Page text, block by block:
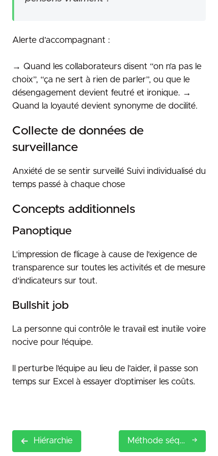
Alerte d’accompagnant :
→ Quand les collaborateurs disent “on n’a pas le
choix”, “ça ne sert à rien de parler”, ou que le
désengagement devient feutré et ironique. →
Quand la loyauté devient synonyme de docilité.
Collecte de données de
surveillance
Anxiété de se sentir surveillé Suivi individualisé du
temps passé à chaque chose
Concepts additionnels
Panoptique
L'impression de flicage à cause de l'exigence de
transparence sur toutes les activités et de mesure
d'indicateurs sur tout.
Bullshit job
La personne qui contrôle le travail est inutile voire
nocive pour l’équipe.
Il perturbe l’équipe au lieu de l’aider, il passe son
temps sur Excel à essayer d’optimiser les coûts.
Hiérarchie Méthode séquentielle